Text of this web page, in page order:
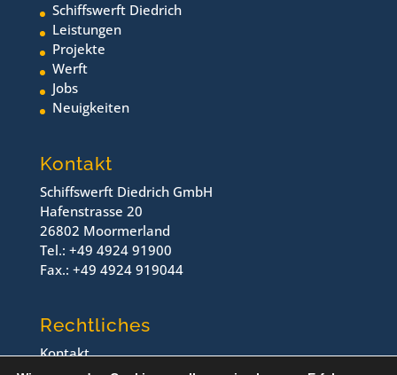
Schiffswerft Diedrich
Leistungen
Projekte
Werft
Jobs
Neuigkeiten
Kontakt
Schiffswerft Diedrich GmbH
Hafenstrasse 20
26802 Moormerland
Tel.: +49 4924 91900
Fax.: +49 4924 919044
Rechtliches
Kontakt